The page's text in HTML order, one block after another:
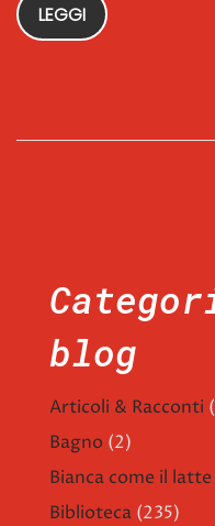
LEGGI
blog
Articoli & Racconti
Bagno (2)
Bianca come il latte
Biblioteca (235)